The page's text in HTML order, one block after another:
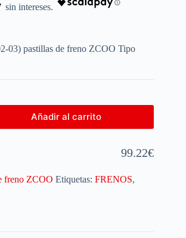
03) pastillas de freno ZCOO Tipo
Añadir al carrito
99.22€
freno ZCOO Etiquetas: FRENOS,